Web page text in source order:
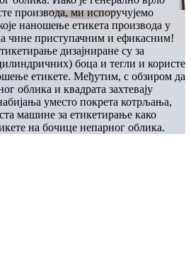
производа, ми испоручујемо
наношење етикета производа у
чине приступачним и ефикасним!
дизајниране су за
боца и тегли и користе
етикете. Међутим, с обзиром да
облика и квадрата захтевају
уместо покрета котрљања,
машине за етикетирање како
на бочице непарног облика.